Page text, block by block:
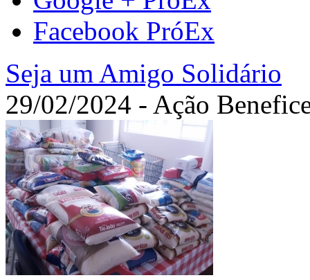
Facebook PróEx
Seja um Amigo Solidário
29/02/2024 - Ação